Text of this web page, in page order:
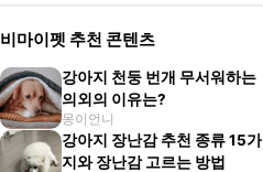
비마이펫 추천 콘텐츠
강아지 천둥 번개 무서워하는
의외의 이유는?
몽이언니
강아지 장난감 추천 종류 15가
지와 장난감 고르는 방법